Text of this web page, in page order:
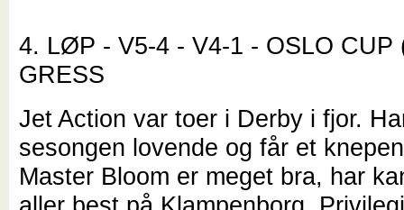
4. LØP - V5-4 - V4-1 - OSLO CUP
GRESS
Jet Action var toer i Derby i fjor.
sesongen lovende og får et
Master Bloom er meget bra, har